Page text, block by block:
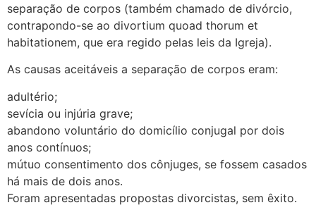
separação de corpos (também chamado de divórcio,
contrapondo-se ao divortium quoad thorum et
habitationem, que era regido pelas leis da Igreja).
As causas aceitáveis a separação de corpos eram:
adultério;
sevícia ou injúria grave;
abandono voluntário do domicílio conjugal por dois
anos contínuos;
mútuo consentimento dos cônjuges, se fossem casados
há mais de dois anos.
Foram apresentadas propostas divorcistas, sem êxito.